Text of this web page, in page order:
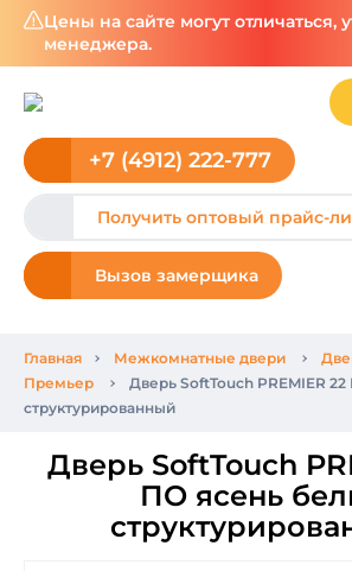
Цены на сайте могут отличаться,
менеджера.
+7 (4912) 222-777
Получить оптовый прайс-
Вызов замерщика
Главная Межкомнатные двери
Премьер
Дверь SoftTouch PREMIER
структурированный
Дверь SoftTouch
ПО ясень